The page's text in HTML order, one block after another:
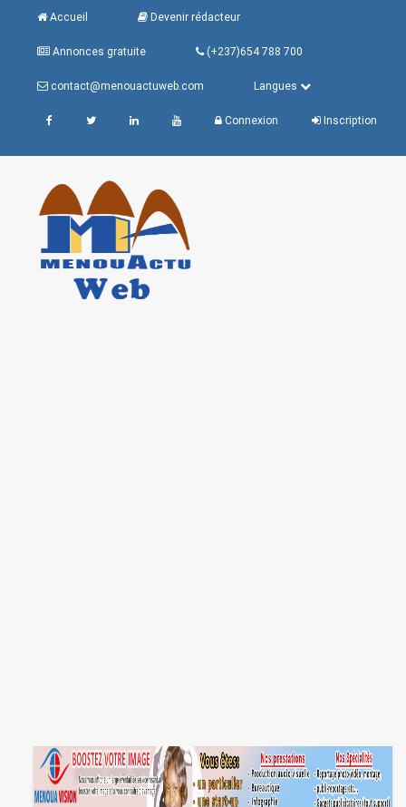
Accueil Devenir rédacteur
Annonces gratuite (+237)654 788 700
contact@menouactuweb.com Langues
Connexion Inscription